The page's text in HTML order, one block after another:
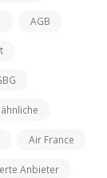
AGB
ähnliche
Air France
Anbieter